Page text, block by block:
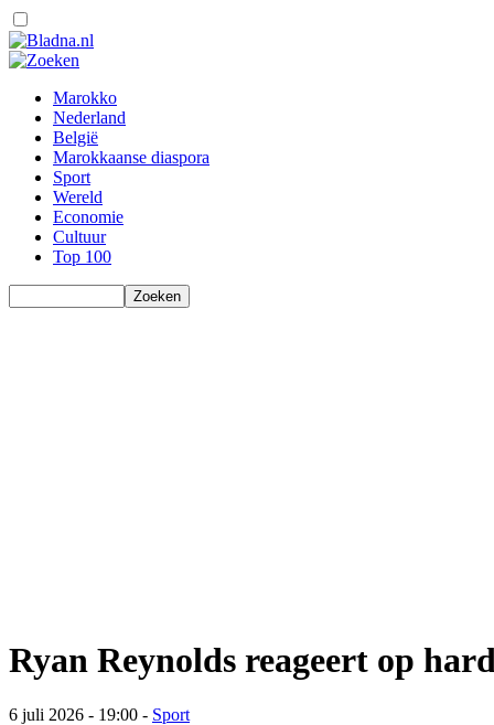
Marokko
Nederland
België
Marokkaanse diaspora
Sport
Wereld
Economie
Cultuur
Top 100
Ryan Reynolds reageert op
6 juli 2026 - 19:00 - Sport